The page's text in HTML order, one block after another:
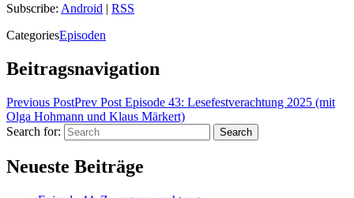
Subscribe: Android | RSS
CategoriesEpisoden
Beitragsnavigation
Previous PostPrev Post Episode 43: Lesefestverachtung 2025 (mit
Olga Hohmann und Klaus Märkert)
Search for:
Search
Neueste Beiträge